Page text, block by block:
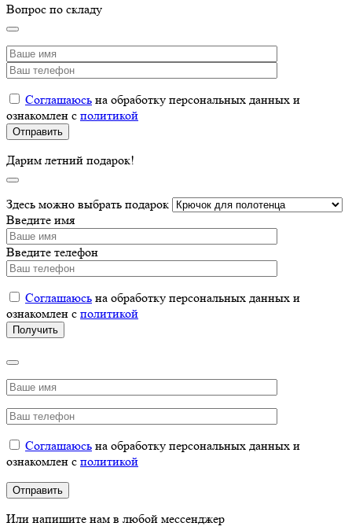
Вопрос по складу
Соглашаюсь на обработку персональных данных и
ознакомлен с политикой
Дарим летний подарок!
Здесь можно выбрать подарок
Введите имя
Введите телефон
Соглашаюсь на обработку персональных данных и
ознакомлен с политикой
Соглашаюсь на обработку персональных данных и
ознакомлен с политикой
Или напишите нам в любой мессенджер